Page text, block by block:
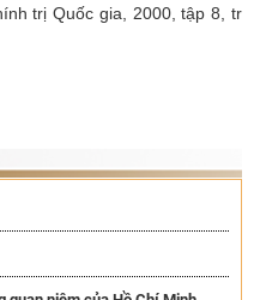
trị Quốc gia, 2000, tập 8, tr